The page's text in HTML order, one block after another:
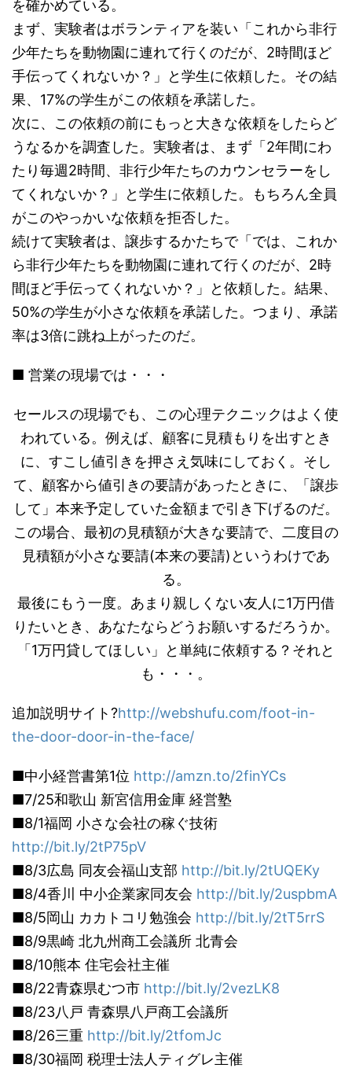
を確かめている。
まず、実験者はボランティアを装い「これから非行
少年たちを動物園に連れて行くのだが、2時間ほど
手伝ってくれないか？」と学生に依頼した。その結
果、17%の学生がこの依頼を承諾した。
次に、この依頼の前にもっと大きな依頼をしたらど
うなるかを調査した。実験者は、まず「2年間にわ
たり毎週2時間、非行少年たちのカウンセラーをし
てくれないか？」と学生に依頼した。もちろん全員
がこのやっかいな依頼を拒否した。
続けて実験者は、譲歩するかたちで「では、これか
ら非行少年たちを動物園に連れて行くのだが、2時
間ほど手伝ってくれないか？」と依頼した。結果、
50%の学生が小さな依頼を承諾した。つまり、承諾
率は3倍に跳ね上がったのだ。
■ 営業の現場では・・・
セールスの現場でも、この心理テクニックはよく使
われている。例えば、顧客に見積もりを出すとき
に、すこし値引きを押さえ気味にしておく。そし
て、顧客から値引きの要請があったときに、「譲歩
して」本来予定していた金額まで引き下げるのだ。
この場合、最初の見積額が大きな要請で、二度目の
見積額が小さな要請(本来の要請)というわけであ
る。
最後にもう一度。あまり親しくない友人に1万円借
りたいとき、あなたならどうお願いするだろうか。
「1万円貸してほしい」と単純に依頼する？それと
も・・・。
追加説明サイト?http://webshufu.com/foot-in-
the-door-door-in-the-face/
■中小経営書第1位 http://amzn.to/2finYCs
■7/25和歌山 新宮信用金庫 経営塾
■8/1福岡 小さな会社の稼ぐ技術
http://bit.ly/2tP75pV
■8/3広島 同友会福山支部 http://bit.ly/2tUQEKy
■8/4香川 中小企業家同友会 http://bit.ly/2uspbmA
■8/5岡山 カカトコリ勉強会 http://bit.ly/2tT5rrS
■8/9黒崎 北九州商工会議所 北青会
■8/10熊本 住宅会社主催
■8/22青森県むつ市 http://bit.ly/2vezLK8
■8/23八戸 青森県八戸商工会議所
■8/26三重 http://bit.ly/2tfomJc
■8/30福岡 税理士法人ティグレ主催